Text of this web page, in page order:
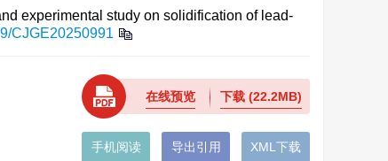
experimental study on solidification of lead-
CJGE20250991
在线预览 下载(22.2MB)
手机阅读 导出引用 XML下载